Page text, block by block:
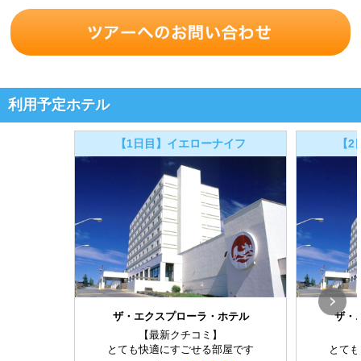
利用予定ホテル
【1日目】イエローナイフ
ザ・エクスプローラ・ホテル
【最新クチコミ】
とても快適にすごせる部屋です
【
ザ・
とて